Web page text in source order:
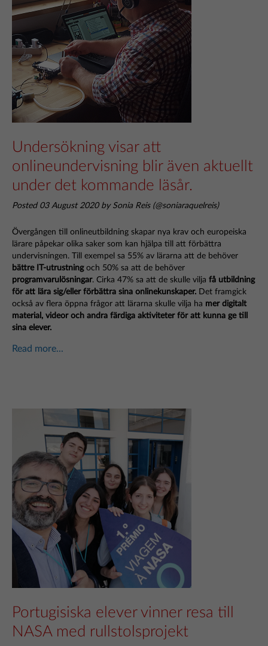
Undersökning visar att
onlineundervisning blir även aktuellt
under det kommande läsår.
Posted 03 August 2020 by Sonia Reis (@soniaraquelreis)
Övergången till onlineutbildning skapar nya krav och europeiska
lärare påpekar olika saker som kan hjälpa till att förbättra
undervisningen. Till exempel sa 55% av lärarna att de behöver
bättre IT-utrustningoch 50% sa att de behöver
programvarulösningar. Cirka 47% sa att de skulle vilja få utbildning
för att lära sig/eller förbättra sina onlinekunskaper. Det framgick
också av flera öppna frågor att lärarna skulle vilja ha mer digitalt
material, videor och andra färdiga aktiviteter för att kunna ge till
sina elever.
Read more...
Portugisiska elever vinner resa till
NASA med rullstolsprojekt